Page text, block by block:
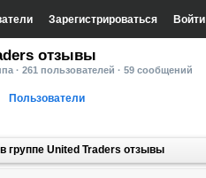
Зарегистрироваться Войти
отзывы
· 261 пользователей · 59 сообщений
Пользователи
группе United Traders отзывы